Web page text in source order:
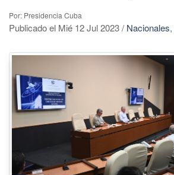
Por: Presidencia Cuba
Publicado el Mié 12 Jul 2023/ Nacionales,